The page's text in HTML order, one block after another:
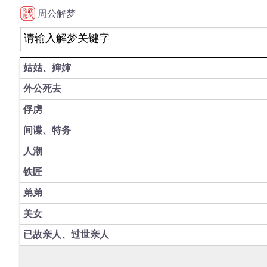
周公解梦
姑姑、婶婶
外公死去
俘虏
间谍、特务
人潮
铁匠
弟弟
美女
已故亲人、过世亲人